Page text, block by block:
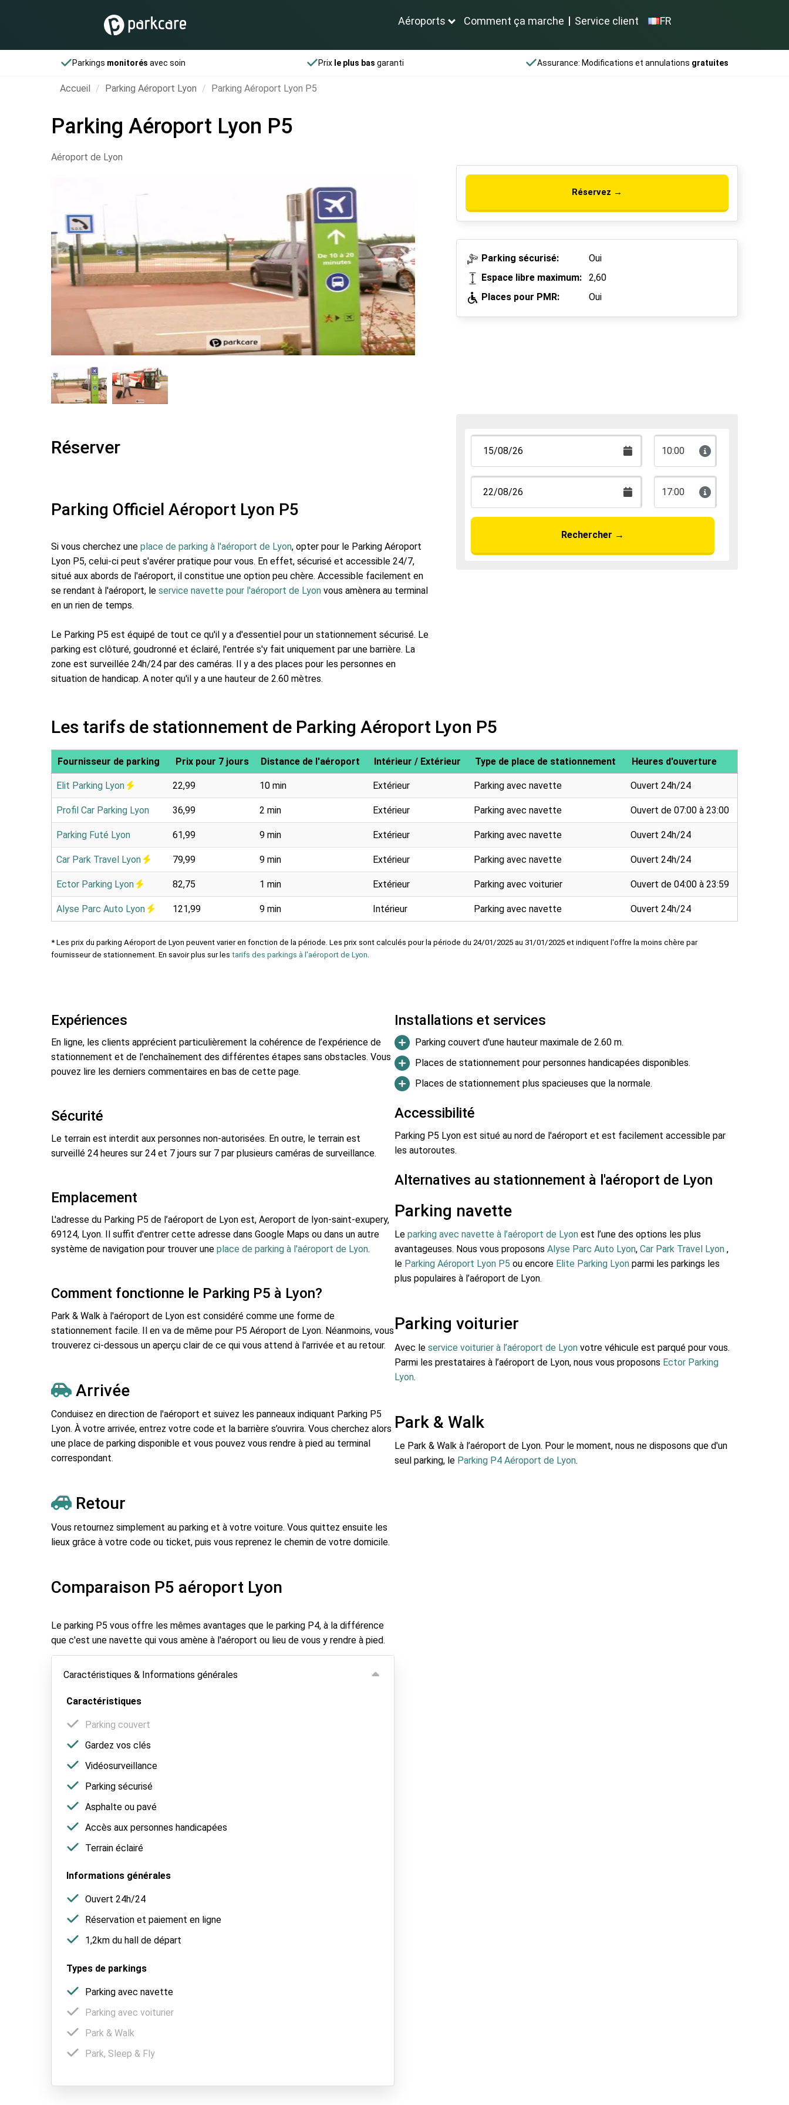
Aéroports Comment ça marche Service client FR
Parkings monitorés avec soin Prix le plus bas garanti Assurance: Modifications et annulations gratuites
Accueil Parking Aéroport Lyon Parking Aéroport Lyon P5
Parking Aéroport Lyon P5
Aéroport de Lyon
Réservez →
Parking sécurisé:
Oui
Espace libre maximum:
2,60
Places pour PMR:
Oui
Réserver
Parking Officiel Aéroport Lyon P5
Si vous cherchez une place de parking à l'aéroport de Lyon, opter pour le Parking Aéroport
Lyon P5, celui-ci peut s'avérer pratique pour vous. En effet, sécurisé et accessible 24/7,
situé aux abords de l'aéroport, il constitue une option peu chère. Accessible facilement en
se rendant à l'aéroport, le service navette pour l'aéroport de Lyon vous amènera au terminal
en un rien de temps.
Le Parking P5 est équipé de tout ce qu'il y a d'essentiel pour un stationnement sécurisé. Le
parking est clôturé, goudronné et éclairé, l'entrée s'y fait uniquement par une barrière. La
zone est surveillée 24h/24 par des caméras. Il y a des places pour les personnes en
situation de handicap. A noter qu'il y a une hauteur de 2.60 mètres.
10:00
17:00
Rechercher →
Les tarifs de stationnement de Parking Aéroport Lyon P5
Fournisseur de parking Prix pour 7 jours Distance de l'aéroport Intérieur / Extérieur Type de place de stationnement Heures d'ouverture
Elit Parking Lyon 22,99 10 min Extérieur Parking avec navette Ouvert 24h/24
Profil Car Parking Lyon 36,99 2 min Extérieur Parking avec navette Ouvert de 07:00 à 23:00
Parking Futé Lyon 61,99 9 min Extérieur Parking avec navette Ouvert 24h/24
Car Park Travel Lyon 79,99 9 min Extérieur Parking avec navette Ouvert 24h/24
Ector Parking Lyon 82,75 1 min Extérieur Parking avec voiturier Ouvert de 04:00 à 23:59
Alyse Parc Auto Lyon 121,99 9 min Intérieur Parking avec navette Ouvert 24h/24
* Les prix du parking Aéroport de Lyon peuvent varier en fonction de la période. Les prix sont calculés pour la période du 24/01/2025 au 31/01/2025 et indiquent l'offre la moins chère par
fournisseur de stationnement. En savoir plus sur les tarifs des parkings à l'aéroport de Lyon.
Expériences
En ligne, les clients apprécient particulièrement la cohérence de l’expérience de
stationnement et de l'enchaînement des différentes étapes sans obstacles. Vous
pouvez lire les derniers commentaires en bas de cette page.
Sécurité
Le terrain est interdit aux personnes non-autorisées. En outre, le terrain est
surveillé 24 heures sur 24 et 7 jours sur 7 par plusieurs caméras de surveillance.
Emplacement
L'adresse du Parking P5 de l’aéroport de Lyon est, Aeroport de lyon-saint-exupery,
69124, Lyon. Il suffit d'entrer cette adresse dans Google Maps ou dans un autre
système de navigation pour trouver une place de parking à l'aéroport de Lyon.
Comment fonctionne le Parking P5 à Lyon?
Park & Walk à l'aéroport de Lyon est considéré comme une forme de
stationnement facile. Il en va de même pour P5 Aéroport de Lyon. Néanmoins, vous
trouverez ci-dessous un aperçu clair de ce qui vous attend à l'arrivée et au retour.
Arrivée
Conduisez en direction de l'aéroport et suivez les panneaux indiquant Parking P5
Lyon. À votre arrivée, entrez votre code et la barrière s’ouvrira. Vous cherchez alors
une place de parking disponible et vous pouvez vous rendre à pied au terminal
correspondant.
Retour
Vous retournez simplement au parking et à votre voiture. Vous quittez ensuite les
lieux grâce à votre code ou ticket, puis vous reprenez le chemin de votre domicile.
Comparaison P5 aéroport Lyon
Le parking P5 vous offre les mêmes avantages que le parking P4, à la différence
que c'est une navette qui vous amène à l'aéroport ou lieu de vous y rendre à pied.
Caractéristiques & Informations générales
Caractéristiques
Parking couvert
Gardez vos clés
Vidéosurveillance
Parking sécurisé
Asphalte ou pavé
Accès aux personnes handicapées
Terrain éclairé
Informations générales
Ouvert 24h/24
Réservation et paiement en ligne
1,2km du hall de départ
Types de parkings
Parking avec navette
Parking avec voiturier
Park & Walk
Park, Sleep & Fly
Installations et services
Parking couvert d'une hauteur maximale de 2.60 m.
Places de stationnement pour personnes handicapées disponibles.
Places de stationnement plus spacieuses que la normale.
Accessibilité
Parking P5 Lyon est situé au nord de l'aéroport et est facilement accessible par
les autoroutes.
Alternatives au stationnement à l'aéroport de Lyon
Parking navette
Le parking avec navette à l’aéroport de Lyon est l’une des options les plus
avantageuses. Nous vous proposons Alyse Parc Auto Lyon, Car Park Travel Lyon ,
le Parking Aéroport Lyon P5 ou encore Elite Parking Lyon parmi les parkings les
plus populaires à l’aéroport de Lyon.
Parking voiturier
Avec le service voiturier à l’aéroport de Lyon votre véhicule est parqué pour vous.
Parmi les prestataires à l’aéroport de Lyon, nous vous proposons Ector Parking
Lyon.
Park & Walk
Le Park & Walk à l’aéroport de Lyon. Pour le moment, nous ne disposons que d'un
seul parking, le Parking P4 Aéroport de Lyon.